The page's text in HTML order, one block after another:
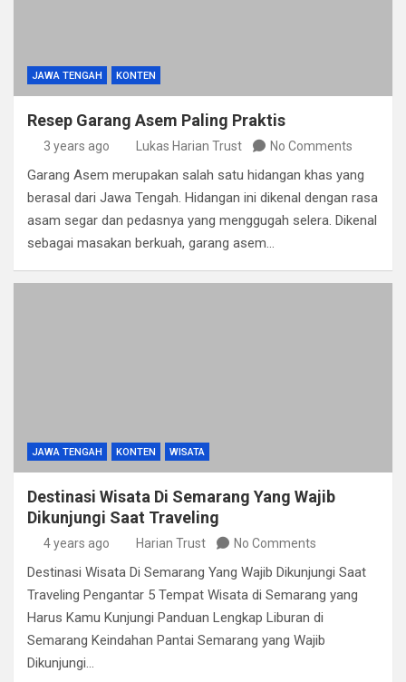
JAWA TENGAH KONTEN
Resep Garang Asem Paling Praktis
3 years ago Lukas Harian Trust No Comments
Garang Asem merupakan salah satu hidangan khas yang
berasal dari Jawa Tengah. Hidangan ini dikenal dengan rasa
asam segar dan pedasnya yang menggugah selera. Dikenal
sebagai masakan berkuah, garang asem…
JAWA TENGAH KONTEN WISATA
Destinasi Wisata Di Semarang Yang Wajib
Dikunjungi Saat Traveling
4 years ago Harian Trust No Comments
Destinasi Wisata Di Semarang Yang Wajib Dikunjungi Saat
Traveling Pengantar 5 Tempat Wisata di Semarang yang
Harus Kamu Kunjungi Panduan Lengkap Liburan di
Semarang Keindahan Pantai Semarang yang Wajib
Dikunjungi…